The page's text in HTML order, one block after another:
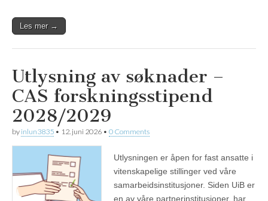
Les mer →
Utlysning av søknader –
CAS forskningsstipend
2028/2029
by inlun3835 • 12. juni 2026 • 0 Comments
Utlysningen er åpen for fast ansatte i
vitenskapelige stillinger ved våre
samarbeidsinstitusjoner. Siden UiB er
en av våre partnerinstitusjoner, har